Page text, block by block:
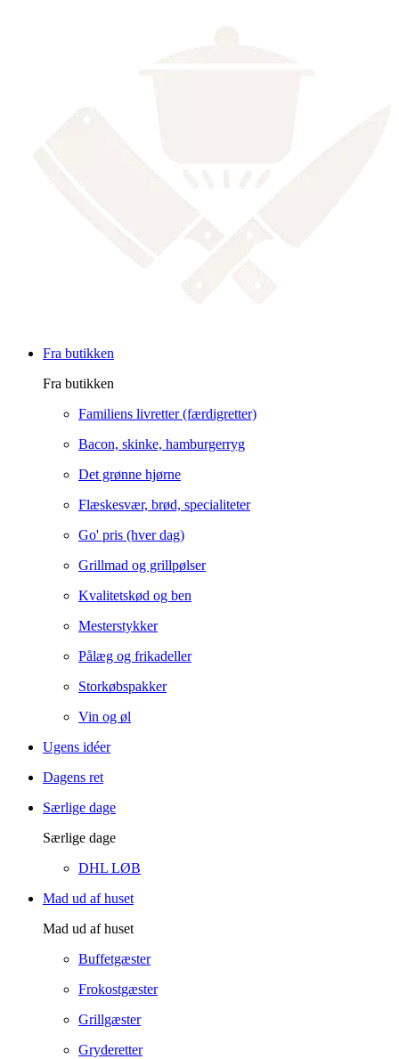
Fra butikken
Fra butikken
Familiens livretter (færdigretter)
Bacon, skinke, hamburgerryg
Det grønne hjørne
Flæskesvær, brød, specialiteter
Go' pris (hver dag)
Grillmad og grillpølser
Kvalitetskød og ben
Mesterstykker
Pålæg og frikadeller
Storkøbspakker
Vin og øl
Ugens idéer
Dagens ret
Særlige dage
Særlige dage
DHL LØB
Mad ud af huset
Mad ud af huset
Buffetgæster
Frokostgæster
Grillgæster
Gryderetter